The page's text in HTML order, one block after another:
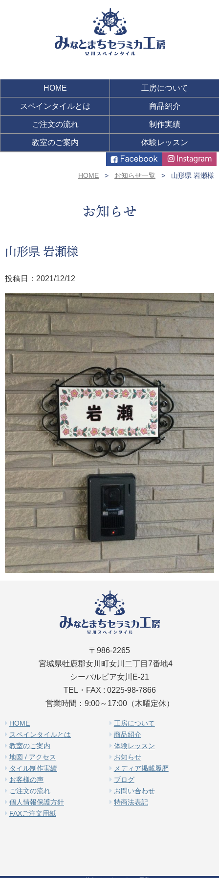
HOME 工房について
スペインタイルとは 商品紹介
ご注文の流れ 制作実績
教室のご案内 体験レッスン
HOME お知らせ一覧 山形県 岩瀬様
お知らせ
山形県 岩瀬様
投稿日：2021/12/12
〒986-2265
宮城県牡鹿郡女川町女川二丁目7番地4
シーパルピア女川E-21
TEL・FAX : 0225-98-7866
営業時間：9:00～17:00（木曜定休）
HOME
工房について
スペインタイルとは
商品紹介
教室のご案内
体験レッスン
地図 / アクセス
お知らせ
タイル制作実績
メディア掲載履歴
お客様の声
ブログ
ご注文の流れ
お問い合わせ
個人情報保護方針
特商法表記
FAXご注文用紙